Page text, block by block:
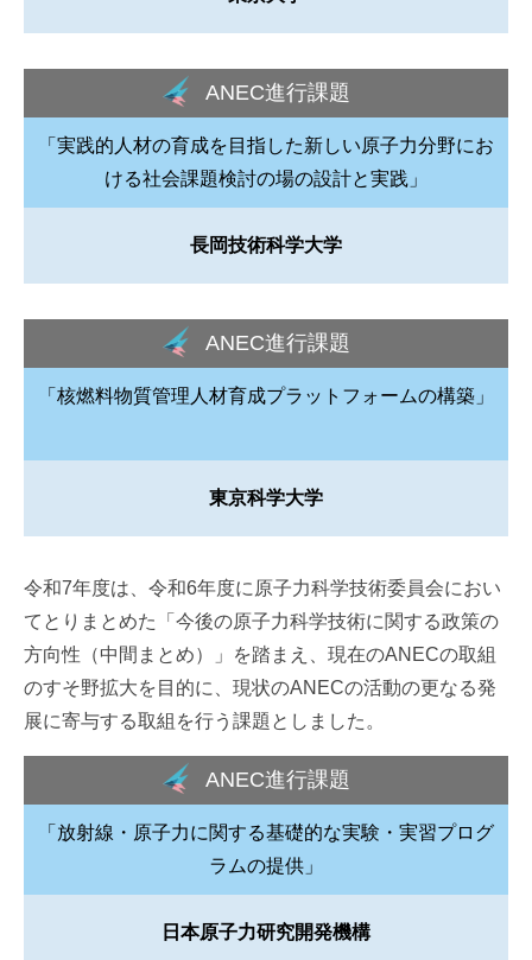
ANEC進行課題
「実践的人材の育成を目指した新しい原子力分野にお
ける社会課題検討の場の設計と実践」
長岡技術科学大学
ANEC進行課題
「核燃料物質管理人材育成プラットフォームの構築」
東京科学大学
令和7年度は、令和6年度に原子力科学技術委員会におい
てとりまとめた「今後の原子力科学技術に関する政策の
方向性（中間まとめ）」を踏まえ、現在のANECの取組
のすそ野拡大を目的に、現状のANECの活動の更なる発
展に寄与する取組を行う課題としました。
ANEC進行課題
「放射線・原子力に関する基礎的な実験・実習プログ
ラムの提供」
日本原子力研究開発機構